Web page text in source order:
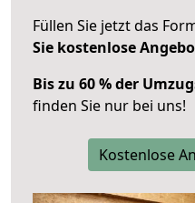
Füllen Sie jetzt das
Sie kostenlose
Bis zu 60 % der
finden Sie nur bei uns!
Kostenlose